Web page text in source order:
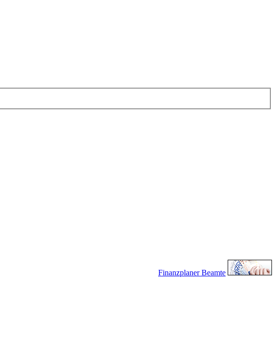
Finanzplaner Beamte